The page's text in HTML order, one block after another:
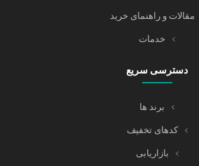
مقالات و راهنمای خرید
خدمات
دسترسی سریع
برند ها
کدهای تخفیف
بازاریابی